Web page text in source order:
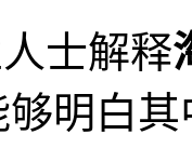
士解释
够明白